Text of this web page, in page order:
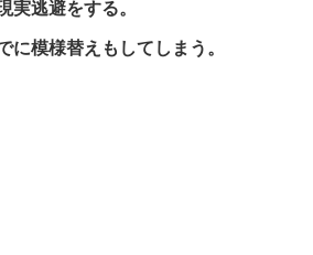
実逃避をする。
に模様替えもしてしまう。